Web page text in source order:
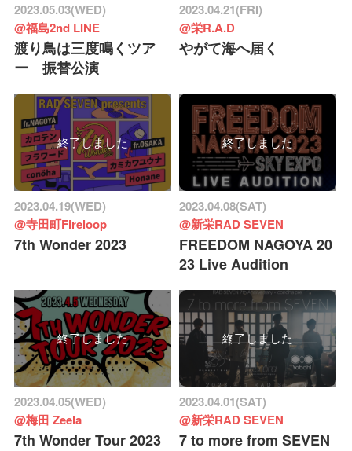
2023.05.03(WED)
@福島2nd LINE
渡り鳥は三度鳴くツア
ー 振替公演
2023.04.21(FRI)
@栄R.A.D
やがて海へ届く
終了しました
2023.04.19(WED)
@寺田町Fireloop
7th Wonder 2023
終了しました
2023.04.08(SAT)
@新栄RAD SEVEN
FREEDOM NAGOYA 20
23 Live Audition
終了しました
2023.04.05(WED)
@梅田 Zeela
7th Wonder Tour 2023
終了しました
2023.04.01(SAT)
@新栄RAD SEVEN
7 to more from SEVEN